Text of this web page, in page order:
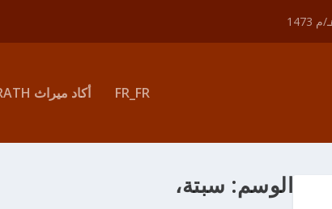
FR_FR أكاد ميراث ACADEMIRATH
الوسم: سبتة،